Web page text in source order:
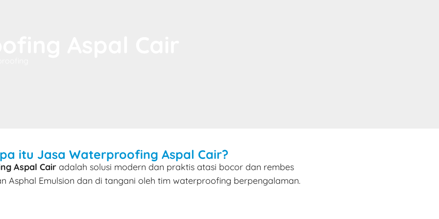
itu Jasa Waterproofing Aspal Cair?
Aspal Cair adalah solusi modern dan praktis atasi bocor dan rembes
Asphal Emulsion dan di tangani oleh tim waterproofing berpengalaman.